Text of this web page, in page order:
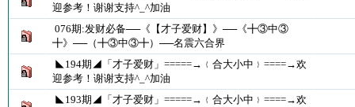
迎参考！谢谢支持^_^加油
076期:发财必备──《【才子爱财】》──《╋③中③
╋》──（╋③中③╋）──名震六合界
◣194期◢「才子爱财」=====→﹛合大小中﹜====→欢
迎参考！谢谢支持^_^加油
◣193期◢「才子爱财」=====→﹛合大小中﹜====→欢